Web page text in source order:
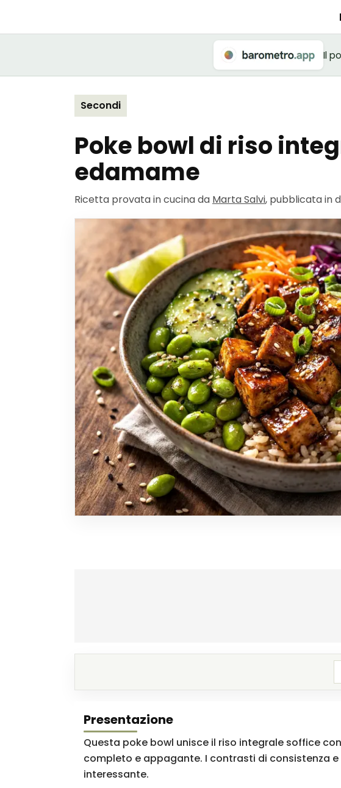
Il
Secondi
Poke bowl di riso
edamame
Ricetta provata in cucina da Marta Salvi, pubblicata in
Presentazione
Questa poke bowl unisce il riso integrale soffice
completo e appagante. I contrasti di consistenza
interessante.